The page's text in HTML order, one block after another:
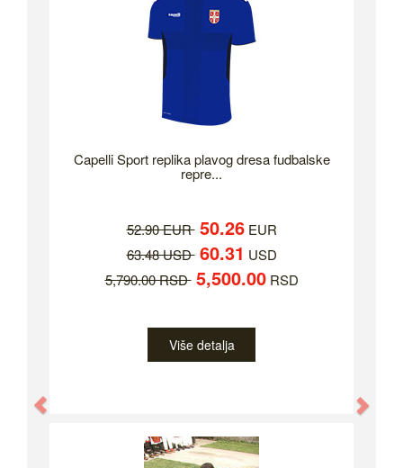
Capelli Sport replika plavog dresa fudbalske
repre...
52.90 EUR 50.26EUR
63.48 USD 60.31 USD
5,790.00 RSD 5,500.00RSD
Više detalja